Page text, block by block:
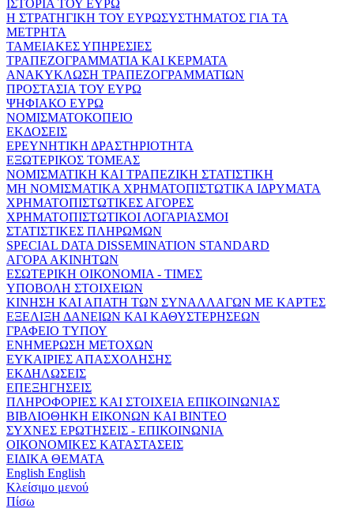
ΙΣΤΟΡΙΑ ΤΟΥ ΕΥΡΩ
Η ΣΤΡΑΤΗΓΙΚΗ ΤΟΥ ΕΥΡΩΣΥΣΤΗΜΑΤΟΣ ΓΙΑ ΤΑ
ΜΕΤΡΗΤΑ
ΤΑΜΕΙΑΚΕΣ ΥΠΗΡΕΣΙΕΣ
ΤΡΑΠΕΖΟΓΡΑΜΜΑΤΙΑ ΚΑΙ ΚΕΡΜΑΤΑ
ΑΝΑΚΥΚΛΩΣΗ ΤΡΑΠΕΖΟΓΡΑΜΜΑΤΙΩΝ
ΠΡΟΣΤΑΣΙΑ ΤΟΥ ΕΥΡΩ
ΨΗΦΙΑΚΟ ΕΥΡΩ
ΝΟΜΙΣΜΑΤΟΚΟΠΕΙΟ
ΕΚΔΟΣΕΙΣ
ΕΡΕΥΝΗΤΙΚΗ ΔΡΑΣΤΗΡΙΟΤΗΤΑ
ΕΞΩΤΕΡΙΚΟΣ ΤΟΜΕΑΣ
ΝΟΜΙΣΜΑΤΙΚΗ ΚΑΙ ΤΡΑΠΕΖΙΚΗ ΣΤΑΤΙΣΤΙΚΗ
ΜΗ ΝΟΜΙΣΜΑΤΙΚΑ ΧΡΗΜΑΤΟΠΙΣΤΩΤΙΚΑ ΙΔΡΥΜΑΤΑ
ΧΡΗΜΑΤΟΠΙΣΤΩΤΙΚΕΣ ΑΓΟΡΕΣ
ΧΡΗΜΑΤΟΠΙΣΤΩΤΙΚΟΙ ΛΟΓΑΡΙΑΣΜΟΙ
ΣΤΑΤΙΣΤΙΚΕΣ ΠΛΗΡΩΜΩΝ
SPECIAL DATA DISSEMINATION STANDARD
ΑΓΟΡΑ ΑΚΙΝΗΤΩΝ
ΕΣΩΤΕΡΙΚΗ ΟΙΚΟΝΟΜΙΑ - ΤΙΜΕΣ
ΥΠΟΒΟΛΗ ΣΤΟΙΧΕΙΩΝ
ΚΙΝΗΣΗ ΚΑΙ ΑΠΑΤΗ ΤΩΝ ΣΥΝΑΛΛΑΓΩΝ ΜΕ ΚΑΡΤΕΣ
ΕΞΕΛΙΞΗ ΔΑΝΕΙΩΝ ΚΑΙ ΚΑΘΥΣΤΕΡΗΣΕΩΝ
ΓΡΑΦΕΙΟ ΤΥΠΟΥ
ΕΝΗΜΕΡΩΣΗ ΜΕΤΟΧΩΝ
ΕΥΚΑΙΡΙΕΣ ΑΠΑΣΧΟΛΗΣΗΣ
ΕΚΔΗΛΩΣΕΙΣ
ΕΠΕΞΗΓΗΣΕΙΣ
ΠΛΗΡΟΦΟΡΙΕΣ ΚΑΙ ΣΤΟΙΧΕΙΑ ΕΠΙΚΟΙΝΩΝΙΑΣ
ΒΙΒΛΙΟΘΗΚΗ ΕΙΚΟΝΩΝ ΚΑΙ ΒΙΝΤΕΟ
ΣΥΧΝΕΣ ΕΡΩΤΗΣΕΙΣ - ΕΠΙΚΟΙΝΩΝΙΑ
ΟΙΚΟΝΟΜΙΚΕΣ ΚΑΤΑΣΤΑΣΕΙΣ
ΕΙΔΙΚΑ ΘΕΜΑΤΑ
English English
Κλείσιμο μενού
Πίσω